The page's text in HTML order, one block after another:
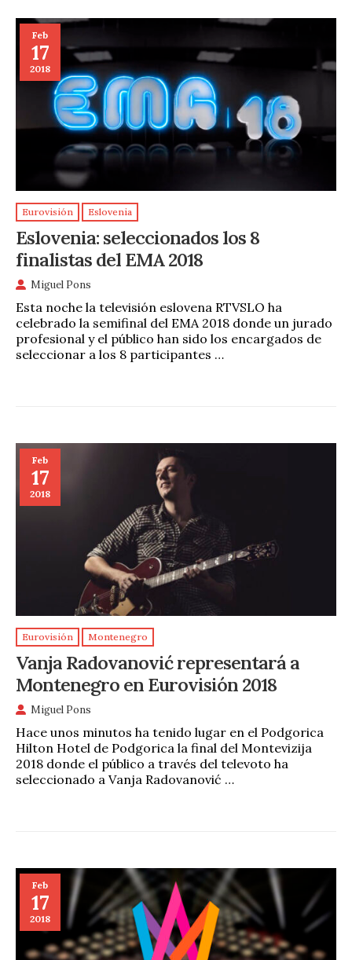
Feb
17
2018
Eurovisión Eslovenia
Eslovenia: seleccionados los 8
finalistas del EMA 2018
Miguel Pons
Esta noche la televisión eslovena RTVSLO ha
celebrado la semifinal del EMA 2018 donde un jurado
profesional y el público han sido los encargados de
seleccionar a los 8 participantes …
Feb
17
2018
Eurovisión Montenegro
Vanja Radovanović representará a
Montenegro en Eurovisión 2018
Miguel Pons
Hace unos minutos ha tenido lugar en el Podgorica
Hilton Hotel de Podgorica la final del Montevizija
2018 donde el público a través del televoto ha
seleccionado a Vanja Radovanović …
Feb
17
2018